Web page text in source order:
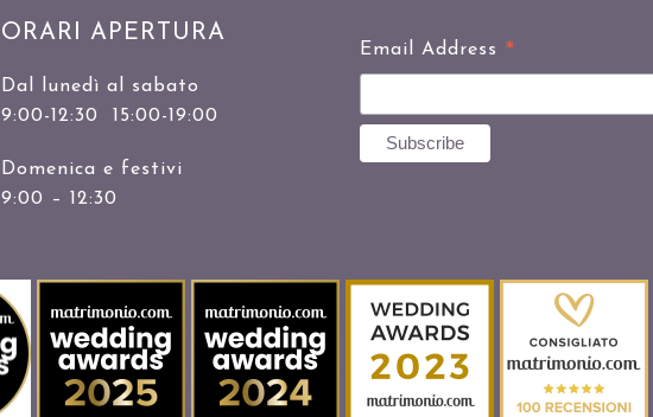
ORARI APERTURA
Dal lunedì al sabato
9:00-12:30 15:00-19:00
Domenica e festivi
9:00 – 12:30
Email Address *